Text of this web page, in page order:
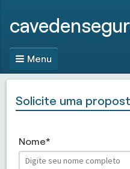
Menu
Solicite uma
Nome